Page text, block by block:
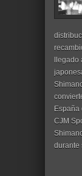
CJM
durante